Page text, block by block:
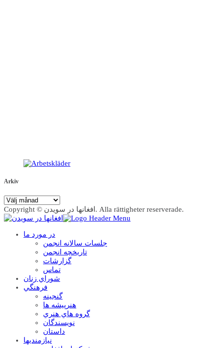
Arkiv
Arkiv
Copyright © افغانها در سویدن. Alla rättigheter reserverade.
در مورد ما
جلسات سالانه انجمن
تاریخچه انجمن
گزارشات
تماس
شوراي زنان
فرهنگي
گنجينه
هنرپيشه ها
گروه هاي هنري
نويسندگان
داستان
نيازمنديها